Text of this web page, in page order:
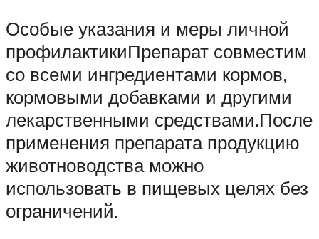
Особые указания и меры личной
профилактикиПрепарат совместим
со всеми ингредиентами кормов,
кормовыми добавками и другими
лекарственными средствами.После
применения препарата продукцию
животноводства можно
использовать в пищевых целях без
ограничений.